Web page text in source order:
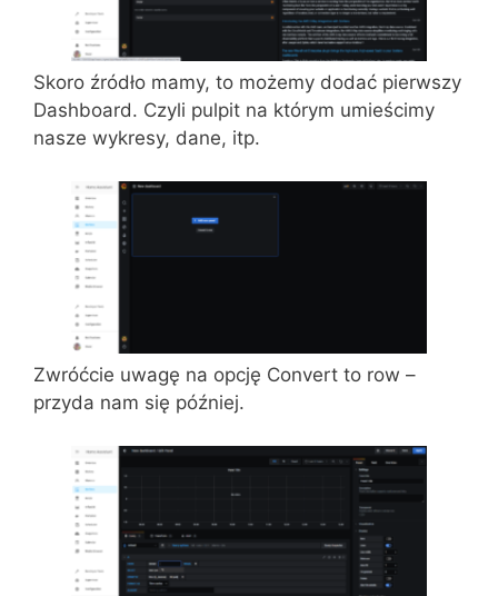
Skoro źródło mamy, to możemy dodać pierwszy
Dashboard. Czyli pulpit na którym umieścimy
nasze wykresy, dane, itp.
Zwróćcie uwagę na opcję Convert to row –
przyda nam się później.